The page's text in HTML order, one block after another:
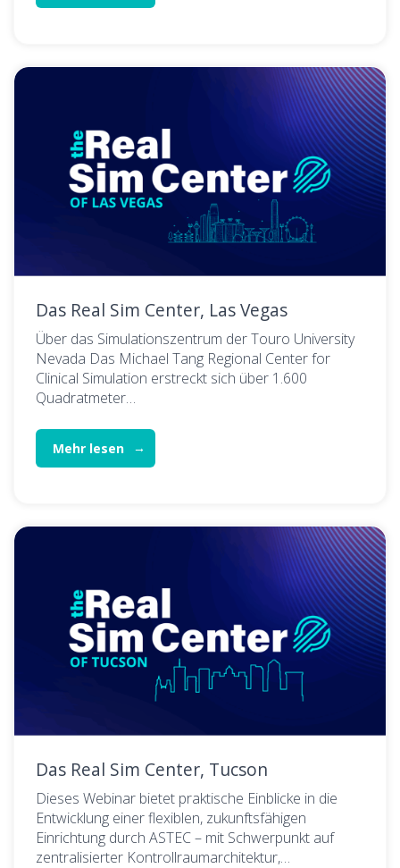
Das Real Sim Center, Las Vegas
Über das Simulationszentrum der Touro University
Nevada Das Michael Tang Regional Center for
Clinical Simulation erstreckt sich über 1.600
Quadratmeter…
Mehr lesen
Das Real Sim Center, Tucson
Dieses Webinar bietet praktische Einblicke in die
Entwicklung einer flexiblen, zukunftsfähigen
Einrichtung durch ASTEC – mit Schwerpunkt auf
zentralisierter Kontrollraumarchitektur,…